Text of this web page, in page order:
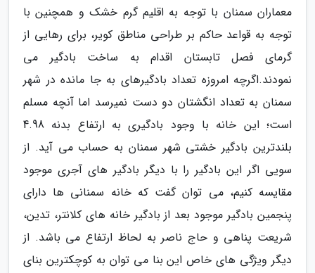
معماران سمنان با توجه به اقلیم گرم خشک و همچنین با
توجه به قواعد حاکم بر طراحی مناطق کویر، برای رهایی از
گرمای فصل تابستان اقدام به ساخت بادگیر می
نمودند.اگرچه امروزه تعداد بادگیرهای به جا مانده در شهر
سمنان به تعداد انگشتان دو دست نمیرسد اما آنچه مسلم
است؛ این خانه با وجود بادگیری به ارتفاع بدنه 4.98
بلندترین بادگیر خشتی شهر سمنان به حساب می آید. از
سویی اگر این بادگیر را با دیگر بادگیر های آجری موجود
مقایسه کنیم، می توان گفت که خانه سمنانی ها دارای
پنجمین بادگیر موجود بعد از بادگیر خانه های کلانتر، تدین،
شریعت پناهی و حاج ناصر به لحاظ ارتفاع می باشد. از
دیگر ویژگی های خاص این بنا می توان به کوچکترین بنای